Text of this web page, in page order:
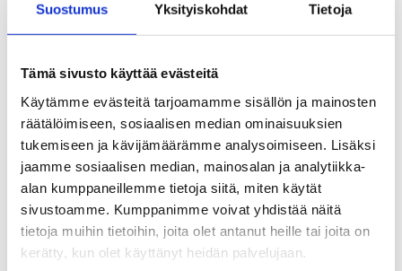
Suostumus Yksityiskohdat Tietoja
Tämä sivusto käyttää evästeitä
Käytämme evästeitä tarjoamamme sisällön ja mainosten
räätälöimiseen, sosiaalisen median ominaisuuksien
tukemiseen ja kävijämäärämme analysoimiseen. Lisäksi
jaamme sosiaalisen median, mainosalan ja analytiikka-
alan kumppaneillemme tietoja siitä, miten käytät
sivustoamme. Kumppanimme voivat yhdistää näitä
tietoja muihin tietoihin, joita olet antanut heille tai joita on
kerätty, kun olet käyttänyt heidän palvelujaan.